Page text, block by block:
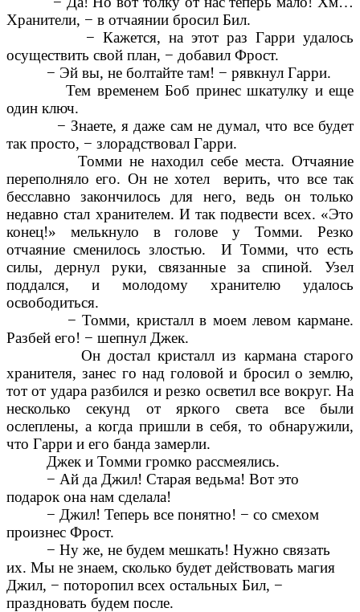
Хранители, − в отчаянии бросил Бил.
− Кажется, на этот раз Гарри удалось
осуществить свой план, − добавил Фрост.
− Эй вы, не болтайте там! − рявкнул Гарри.
Тем временем Боб принес шкатулку и еще
один ключ.
− Знаете, я даже сам не думал, что все будет
так просто, − злорадствовал Гарри.
Томми не находил себе места. Отчаяние
переполняло его. Он не хотел верить, что все так
бесславно закончилось для него, ведь он только
недавно стал хранителем. И так подвести всех. «Это
конец!» мелькнуло в голове у Томми. Резко
отчаяние сменилось злостью. И Томми, что есть
силы, дернул руки, связанные за спиной. Узел
поддался, и молодому хранителю удалось
освободиться.
− Томми, кристалл в моем левом кармане.
Разбей его! − шепнул Джек.
Он достал кристалл из кармана старого
хранителя, занес го над головой и бросил о землю,
тот от удара разбился и резко осветил все вокруг. На
несколько секунд от яркого света все были
ослеплены, а когда пришли в себя, то обнаружили,
что Гарри и его банда замерли.
Джек и Томми громко рассмеялись.
− Ай да Джил! Старая ведьма! Вот это
подарок она нам сделала!
− Джил! Теперь все понятно! − со смехом
произнес Фрост.
− Ну же, не будем мешкать! Нужно связать
их. Мы не знаем, сколько будет действовать магия
Джил, − поторопил всех остальных Бил, −
праздновать будем после.